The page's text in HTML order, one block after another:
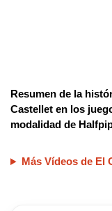
Resumen de la
Castellet en los
modalidad de
Más Vídeos de El